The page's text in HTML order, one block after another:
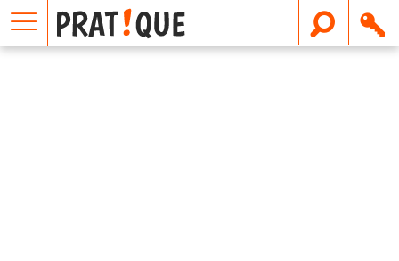
E
m
a